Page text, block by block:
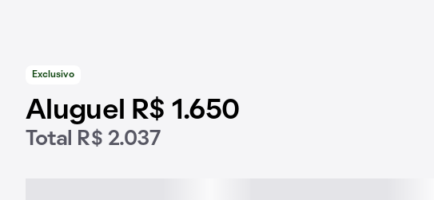
Exclusivo
Aluguel R$ 1.650
Total R$ 2.037